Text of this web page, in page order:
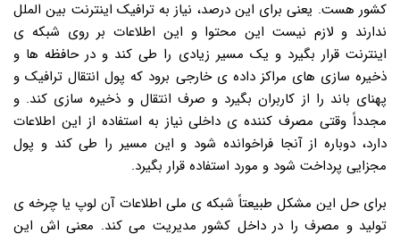
کشور هست. یعنی برای این درصد، نیاز به ترافیک اینترنت بین الملل
ندارند و لازم نیست این محتوا و این اطلاعات بر روی شبکه ی
اینترنت قرار بگیرد و یک مسیر زیادی را طی کند و در حافظه ها و
ذخیره سازی های مراکز داده ی خارجی برود که پول انتقال ترافیک و
پهنای باند را از کاربران بگیرد و صرف انتقال و ذخیره سازی کند. و
مجدداً وقتی مصرف کننده ی داخلی نیاز به استفاده از این اطلاعات
دارد، دوباره از آنجا فراخوانده شود و این مسیر را طی کند و پول
مجزایی پرداخت شود و مورد استفاده قرار بگیرد.
برای حل این مشکل طبیعتاً شبکه ی ملی اطلاعات آن لوپ یا چرخه ی
تولید و مصرف را در داخل کشور مدیریت می کند. معنی اش این